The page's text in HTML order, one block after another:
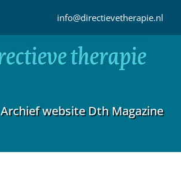
info@directievetherapie.nl
Archief website Dth Magazine